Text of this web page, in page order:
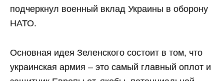
подчеркнул военный вклад Украины в оборону
НАТО.
Основная идея Зеленского состоит в том, что
украинская армия – это самый главный оплот и